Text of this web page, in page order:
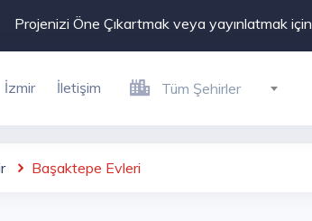
Projenizi Öne Çıkartmak veya yayınlatmak için
İzmir İletişim Tüm Şehirler
Başaktepe Evleri